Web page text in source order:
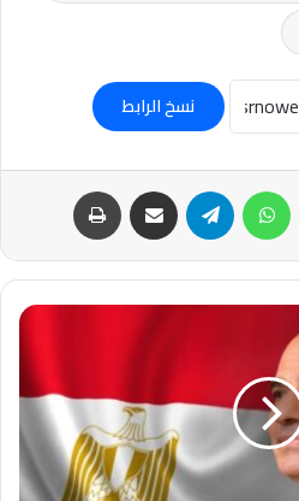
نسخ الرابط
ماسنجر واتساب تيلقرام مشاركة عبر البريد